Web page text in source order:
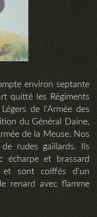
environ septante
quitté les Régiments
de l'Armée des
du Général Daine,
de la Meuse. Nos
rudes gaillards. Ils
écharpe et brassard
et sont coiffés d'un
renard avec flamme